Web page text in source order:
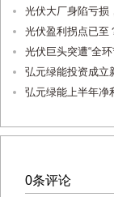
光伏大厂身陷亏损
光伏盈利拐点已至
光伏巨头突遭“全
弘元绿能投资成立
弘元绿能上半年净
0条评论